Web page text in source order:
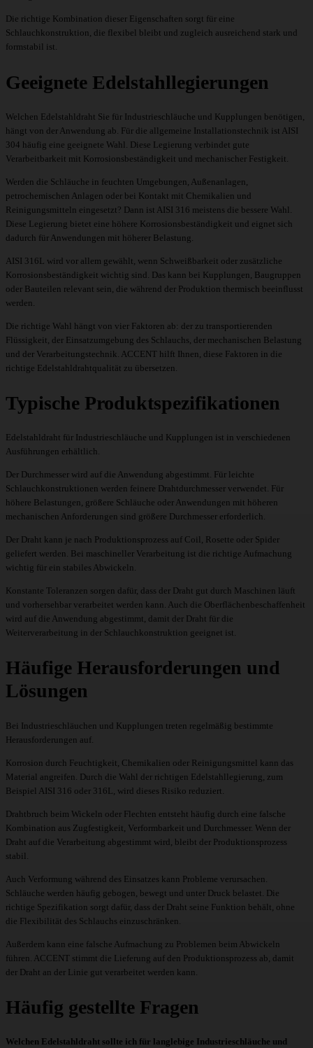
Die richtige Kombination dieser Eigenschaften sorgt für eine
Schlauchkonstruktion, die flexibel bleibt und zugleich ausreichend stark und
formstabil ist.
Geeignete Edelstahllegierungen
Welchen Edelstahldraht Sie für Industrieschläuche und Kupplungen benötigen,
hängt von der Anwendung ab. Für die allgemeine Installationstechnik ist AISI
304 häufig eine geeignete Wahl. Diese Legierung verbindet gute
Verarbeitbarkeit mit Korrosionsbeständigkeit und mechanischer Festigkeit.
Werden die Schläuche in feuchten Umgebungen, Außenanlagen,
petrochemischen Anlagen oder bei Kontakt mit Chemikalien und
Reinigungsmitteln eingesetzt? Dann ist AISI 316 meistens die bessere Wahl.
Diese Legierung bietet eine höhere Korrosionsbeständigkeit und eignet sich
dadurch für Anwendungen mit höherer Belastung.
AISI 316L wird vor allem gewählt, wenn Schweißbarkeit oder zusätzliche
Korrosionsbeständigkeit wichtig sind. Das kann bei Kupplungen, Baugruppen
oder Bauteilen relevant sein, die während der Produktion thermisch beeinflusst
werden.
Die richtige Wahl hängt von vier Faktoren ab: der zu transportierenden
Flüssigkeit, der Einsatzumgebung des Schlauchs, der mechanischen Belastung
und der Verarbeitungstechnik. ACCENT hilft Ihnen, diese Faktoren in die
richtige Edelstahldrahtqualität zu übersetzen.
Typische Produktspezifikationen
Edelstahldraht für Industrieschläuche und Kupplungen ist in verschiedenen
Ausführungen erhältlich.
Der Durchmesser wird auf die Anwendung abgestimmt. Für leichte
Schlauchkonstruktionen werden feinere Drahtdurchmesser verwendet. Für
höhere Belastungen, größere Schläuche oder Anwendungen mit höheren
mechanischen Anforderungen sind größere Durchmesser erforderlich.
Der Draht kann je nach Produktionsprozess auf Coil, Rosette oder Spider
geliefert werden. Bei maschineller Verarbeitung ist die richtige Aufmachung
wichtig für ein stabiles Abwickeln.
Konstante Toleranzen sorgen dafür, dass der Draht gut durch Maschinen läuft
und vorhersehbar verarbeitet werden kann. Auch die Oberflächenbeschaffenheit
wird auf die Anwendung abgestimmt, damit der Draht für die
Weiterverarbeitung in der Schlauchkonstruktion geeignet ist.
Häufige Herausforderungen und
Lösungen
Bei Industrieschläuchen und Kupplungen treten regelmäßig bestimmte
Herausforderungen auf.
Korrosion durch Feuchtigkeit, Chemikalien oder Reinigungsmittel kann das
Material angreifen. Durch die Wahl der richtigen Edelstahllegierung, zum
Beispiel AISI 316 oder 316L, wird dieses Risiko reduziert.
Drahtbruch beim Wickeln oder Flechten entsteht häufig durch eine falsche
Kombination aus Zugfestigkeit, Verformbarkeit und Durchmesser. Wenn der
Draht auf die Verarbeitung abgestimmt wird, bleibt der Produktionsprozess
stabil.
Auch Verformung während des Einsatzes kann Probleme verursachen.
Schläuche werden häufig gebogen, bewegt und unter Druck belastet. Die
richtige Spezifikation sorgt dafür, dass der Draht seine Funktion behält, ohne
die Flexibilität des Schlauchs einzuschränken.
Außerdem kann eine falsche Aufmachung zu Problemen beim Abwickeln
führen. ACCENT stimmt die Lieferung auf den Produktionsprozess ab, damit
der Draht an der Linie gut verarbeitet werden kann.
Häufig gestellte Fragen
Welchen Edelstahldraht sollte ich für langlebige Industrieschläuche und